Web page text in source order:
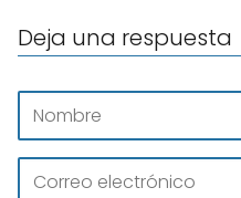
Deja una respuesta